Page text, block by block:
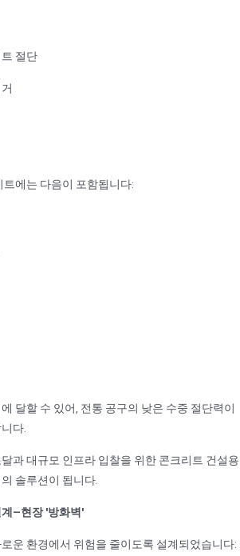
절단
에는 다음이 포함됩니다:
달할 수 있어, 전통 공구의 낮은 수중 절단력이
다.
과 대규모 인프라 입찰을 위한 콘크리트 건설용
솔루션이 됩니다.
계—현장 '방화벽'
운 환경에서 위험을 줄이도록 설계되었습니다: